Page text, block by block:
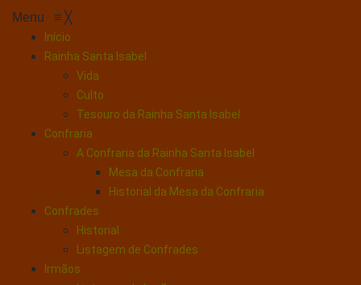
Menu ≡ ╳
Início
Rainha Santa Isabel
Vida
Culto
Tesouro da Rainha Santa Isabel
Confraria
A Confraria da Rainha Santa Isabel
Mesa da Confraria
Historial da Mesa da Confraria
Confrades
Historial
Listagem de Confrades
Irmãos